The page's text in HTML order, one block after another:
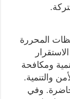
المحررة
ومكافحة
والتنمية.
وفي